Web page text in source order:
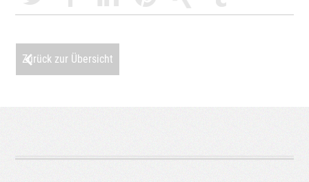
Zurück zur Übersicht